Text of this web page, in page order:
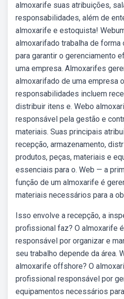
almoxarife suas atribuições,
responsabilidades, além de
almoxarife e estoquista!
almoxarifado trabalha de forma
para garantir o gerenciamento
uma empresa. Almoxarifes
almoxarifado de uma empresa
responsabilidades incluem
distribuir itens e. Webo
responsável pela gestão e
materiais. Suas principais
recepção, armazenamento,
produtos, peças, materiais e
essenciais para o. Web — a
função de um almoxarife é
materiais necessários para a
Isso envolve a recepção, a
profissional faz? O almoxarife
responsável por organizar e
seu trabalho depende da área.
almoxarife offshore? O
profissional responsável por
equipamentos necessários